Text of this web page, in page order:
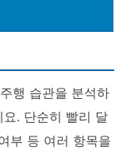
행 습관을 분석하
. 단순히 빨리 달
부 등 여러 항목을